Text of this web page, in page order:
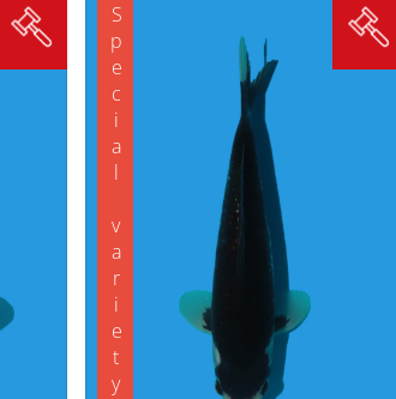
Special variety